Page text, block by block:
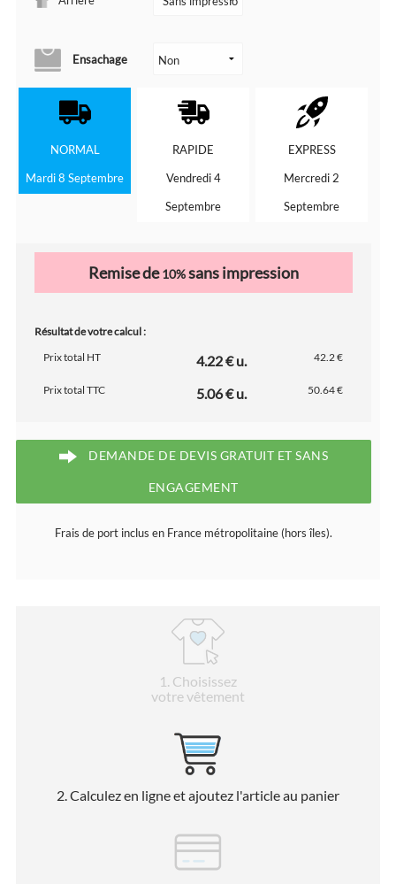
Ensachage
NORMAL
Mardi 8 Septembre
RAPIDE
Vendredi 4
Septembre
EXPRESS
Mercredi 2
Septembre
Remise de10%sans impression
Résultat de votre calcul :
Prix total HT
4.22 € u. 42.2 €
Prix total TTC 5.06 € u. 50.64 €
DEMANDE DE DEVIS GRATUIT ET SANS
ENGAGEMENT
Frais de port inclus en France métropolitaine (hors îles).
1 . Choisissez
votre vêtement
2. Calculez en ligne et ajoutez l'article au panier